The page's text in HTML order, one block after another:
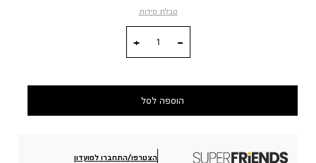
טבלת מידות
הוספה לסל
הצטרפו/התחברו למועדון